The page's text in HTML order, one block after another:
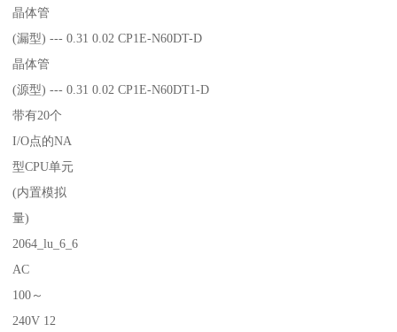
晶体管
(漏型) --- 0.31 0.02 CP1E-N60DT-D
晶体管
(源型) --- 0.31 0.02 CP1E-N60DT1-D
带有20个
I/O点的NA
型CPU单元
(内置模拟
量)
2064_lu_6_6
AC
100～
240V 12